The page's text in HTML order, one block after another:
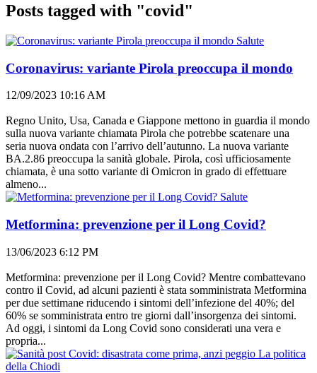
Posts tagged with "covid"
Salute
Coronavirus: variante Pirola preoccupa il mondo
12/09/2023 10:16 AM
Regno Unito, Usa, Canada e Giappone mettono in guardia il mondo
sulla nuova variante chiamata Pirola che potrebbe scatenare una
seria nuova ondata con l’arrivo dell’autunno. La nuova variante
BA.2.86 preoccupa la sanità globale. Pirola, così ufficiosamente
chiamata, è una sotto variante di Omicron in grado di effettuare
almeno...
Salute
Metformina: prevenzione per il Long Covid?
13/06/2023 6:12 PM
Metformina: prevenzione per il Long Covid? Mentre combattevano
contro il Covid, ad alcuni pazienti è stata somministrata Metformina
per due settimane riducendo i sintomi dell’infezione del 40%; del
60% se somministrata entro tre giorni dall’insorgenza dei sintomi.
Ad oggi, i sintomi da Long Covid sono considerati una vera e
propria...
La politica
della Chiodi